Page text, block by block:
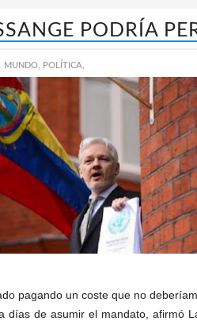
PODRÍA
MUNDO, POLÍTICA,
pagando un coste que no
días de asumir el mandato, afirmó